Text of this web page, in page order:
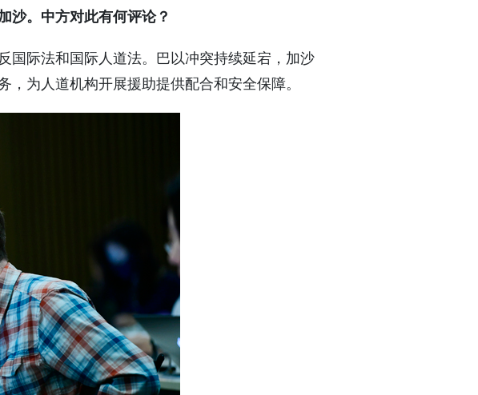
沙。中方对此有何评论？
国际法和国际人道法。巴以冲突持续延宕，加沙
为人道机构开展援助提供配合和安全保障。